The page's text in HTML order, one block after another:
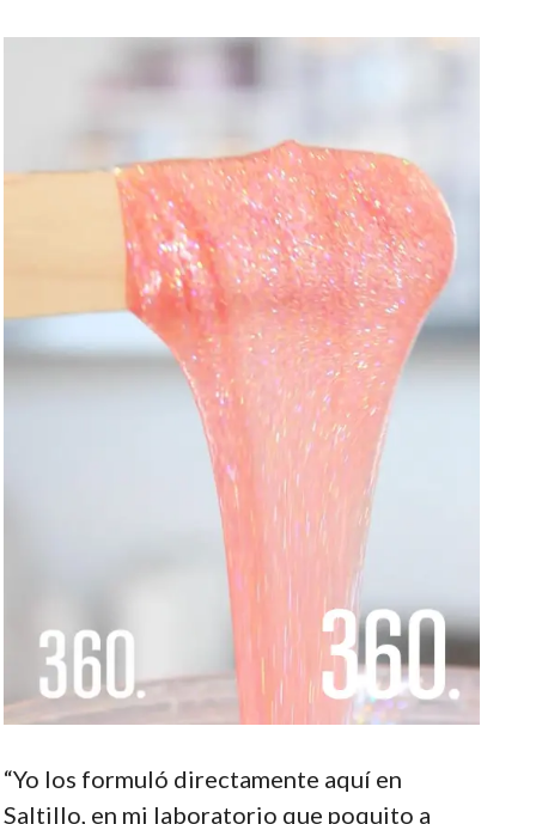
“Yo los formuló directamente aquí en
Saltillo, en mi laboratorio que poquito a